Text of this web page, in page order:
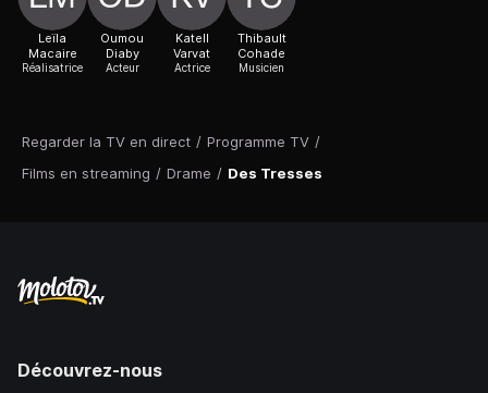
Regarder la TV en direct / Programme TV /
Films en streaming / Drame / Des Tresses
Leïla
Macaire
Réalisatrice
Oumou
Diaby
Acteur
Katell
Varvat
Actrice
Thibault
Cohade
Musicien
Découvrez-nous